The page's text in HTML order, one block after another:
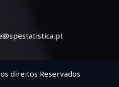
direitos Reservados